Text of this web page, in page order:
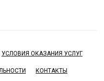
УСЛОВИЯ ОКАЗАНИЯ УСЛУГ
КОНТАКТЫ